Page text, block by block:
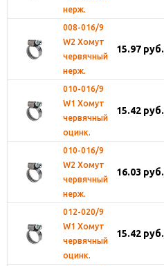
нерж.
008-016/9
W2 Хомут
червячный
нерж.
15.97 руб.
010-016/9
W1 Хомут
червячный
оцинк.
15.42 руб.
010-016/9
W2 Хомут
червячный
нерж.
16.03 руб.
012-020/9
W1 Хомут
червячный
оцинк.
15.42 руб.